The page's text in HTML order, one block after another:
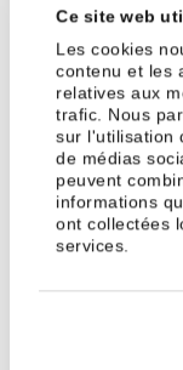
Ce site web
Les cookies
contenu et les
relatives aux
trafic. Nous
sur l'utilisation
de médias
peuvent
informations
ont collectées
services.
Si vous avez
Suisse, le
marché du
indicateur pour
leur société en
multiplient
Choisir le
technologiques